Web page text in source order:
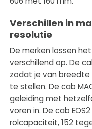
Verschillen in
resolutie
De merken lossen
verschillend op. De
zodat je van breedte
te stellen. De cab
geleiding met
voren in. De cab
rolcapaciteit, 152